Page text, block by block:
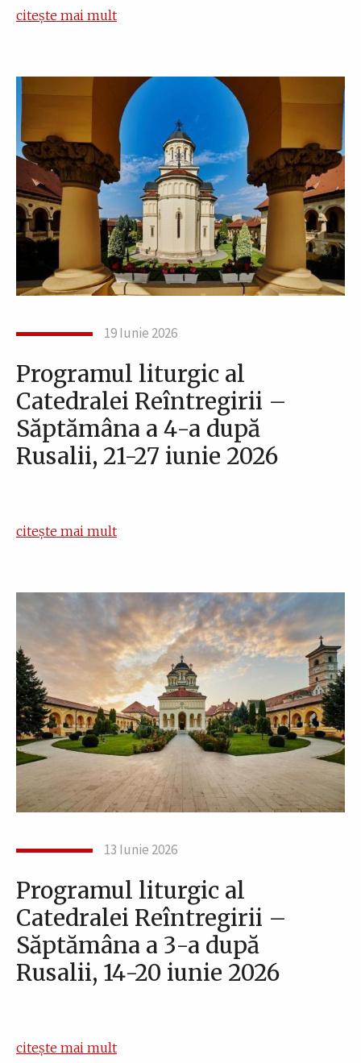
citește mai mult
19 Iunie 2026
Programul liturgic al
Catedralei Reîntregirii –
Săptămâna a 4-a după
Rusalii, 21-27 iunie 2026
citește mai mult
13 Iunie 2026
Programul liturgic al
Catedralei Reîntregirii –
Săptămâna a 3-a după
Rusalii, 14-20 iunie 2026
citește mai mult